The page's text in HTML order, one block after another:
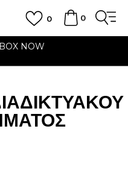
0
0
κατάστημα